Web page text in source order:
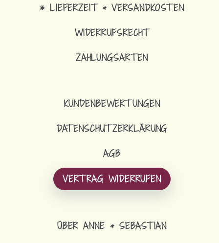
* LIEFERZEIT & VERSANDKOSTEN
WIDERRUFSRECHT
ZAHLUNGSARTEN
KUNDENBEWERTUNGEN
DATENSCHUTZERKLÄRUNG
AGB
VERTRAG WIDERRUFEN
ÜBER ANNE & SEBASTIAN